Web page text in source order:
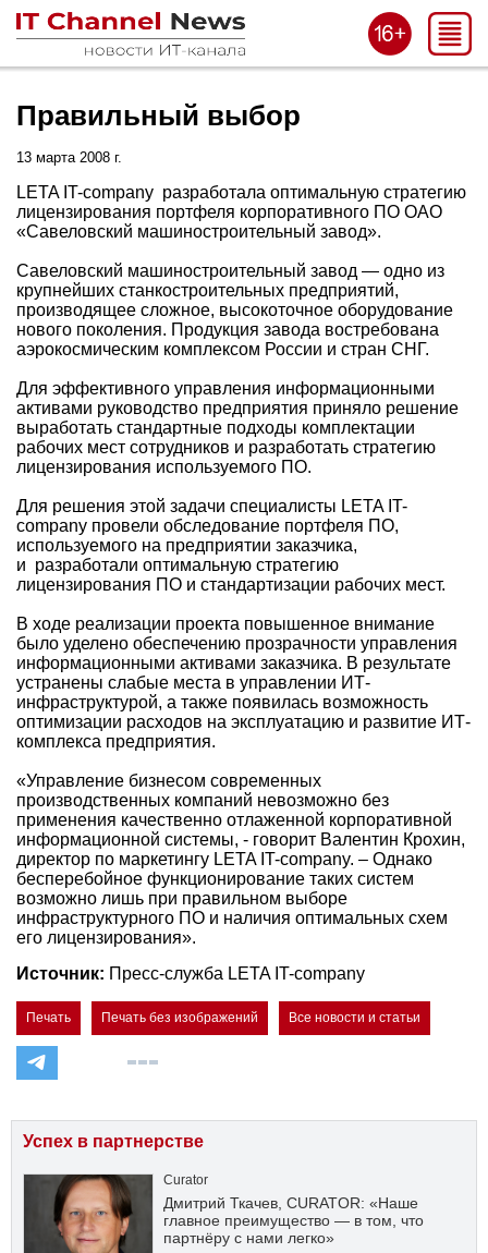
Правильный выбор
13 марта 2008 г.
LETA IT-company разработала оптимальную стратегию
лицензирования портфеля корпоративного ПО ОАО
«Савеловский машиностроительный завод».
Савеловский машиностроительный завод — одно из
крупнейших станкостроительных предприятий,
производящее сложное, высокоточное оборудование
нового поколения. Продукция завода востребована
аэрокосмическим комплексом России и стран СНГ.
Для эффективного управления информационными
активами руководство предприятия приняло решение
выработать стандартные подходы комплектации
рабочих мест сотрудников и разработать стратегию
лицензирования используемого ПО.
Для решения этой задачи специалисты LETA IT-
company провели обследование портфеля ПО,
используемого на предприятии заказчика,
и разработали оптимальную стратегию
лицензирования ПО и стандартизации рабочих мест.
В ходе реализации проекта повышенное внимание
было уделено обеспечению прозрачности управления
информационными активами заказчика. В результате
устранены слабые места в управлении ИТ-
инфраструктурой, а также появилась возможность
оптимизации расходов на эксплуатацию и развитие ИТ-
комплекса предприятия.
«Управление бизнесом современных
производственных компаний невозможно без
применения качественно отлаженной корпоративной
информационной системы, - говорит Валентин Крохин,
директор по маркетингу LETA IT-company. – Однако
бесперебойное функционирование таких систем
возможно лишь при правильном выборе
инфраструктурного ПО и наличия оптимальных схем
его лицензирования».
Источник: Пресс-служба LETA IT-company
Печать Печать без изображений Все новости и статьи
Успех в партнерстве
Curator
Дмитрий Ткачев, CURATOR: «Наше
главное преимущество — в том, что
партнёру с нами легко»